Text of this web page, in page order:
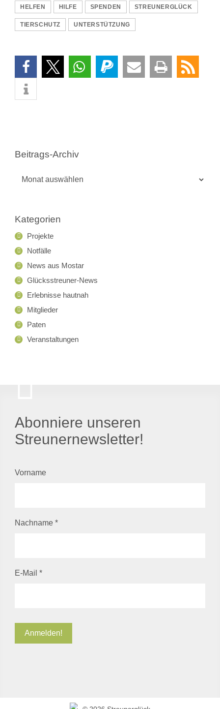
HELFEN HILFE SPENDEN STREUNERGLÜCK
TIERSCHUTZ UNTERSTÜTZUNG
Beitrags-Archiv
Kategorien
Projekte
Notfälle
News aus Mostar
Glücksstreuner-News
Erlebnisse hautnah
Mitglieder
Paten
Veranstaltungen
Abonniere unseren
Streunernewsletter!
Vorname
Nachname *
E-Mail *